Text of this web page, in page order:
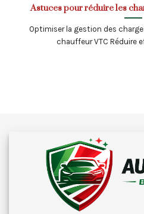
Astuces pour réduire les
Optimiser la gestion des
chauffeur VTC Réduire